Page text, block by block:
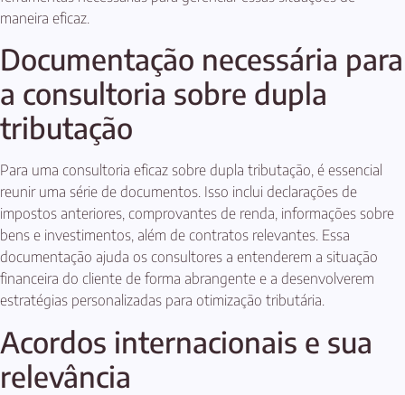
maneira eficaz.
Documentação necessária para
a consultoria sobre dupla
tributação
Para uma consultoria eficaz sobre dupla tributação, é essencial
reunir uma série de documentos. Isso inclui declarações de
impostos anteriores, comprovantes de renda, informações sobre
bens e investimentos, além de contratos relevantes. Essa
documentação ajuda os consultores a entenderem a situação
financeira do cliente de forma abrangente e a desenvolverem
estratégias personalizadas para otimização tributária.
Acordos internacionais e sua
relevância